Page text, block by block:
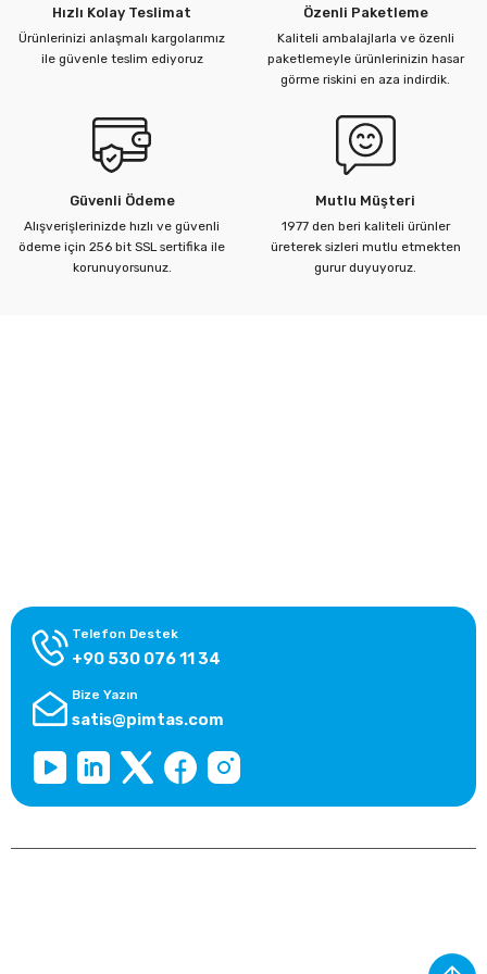
Ürün açıklamasında eksik bilgiler bulunuyor.
Ürün bilgilerinde hatalar bulunuyor.
Ürün fiyatı diğer sitelerden daha pahalı.
Bu ürüne benzer farklı alternatifler olmalı.
Hızlı Kolay Teslimat
Ürünlerinizi anlaşmalı kargolarımız
ile güvenle teslim ediyoruz
Özenli Paketleme
Kaliteli ambalajlarla ve özenli
paketlemeyle ürünlerinizin hasar
görme riskini en aza indirdik.
Güvenli Ödeme
Alışverişlerinizde hızlı ve güvenli
ödeme için 256 bit SSL sertifika ile
korunuyorsunuz.
Mutlu Müşteri
1977 den beri kaliteli ürünler
üreterek sizleri mutlu etmekten
gurur duyuyoruz.
Telefon Destek
+90 530 076 11 34
Bize Yazın
satis@pimtas.com